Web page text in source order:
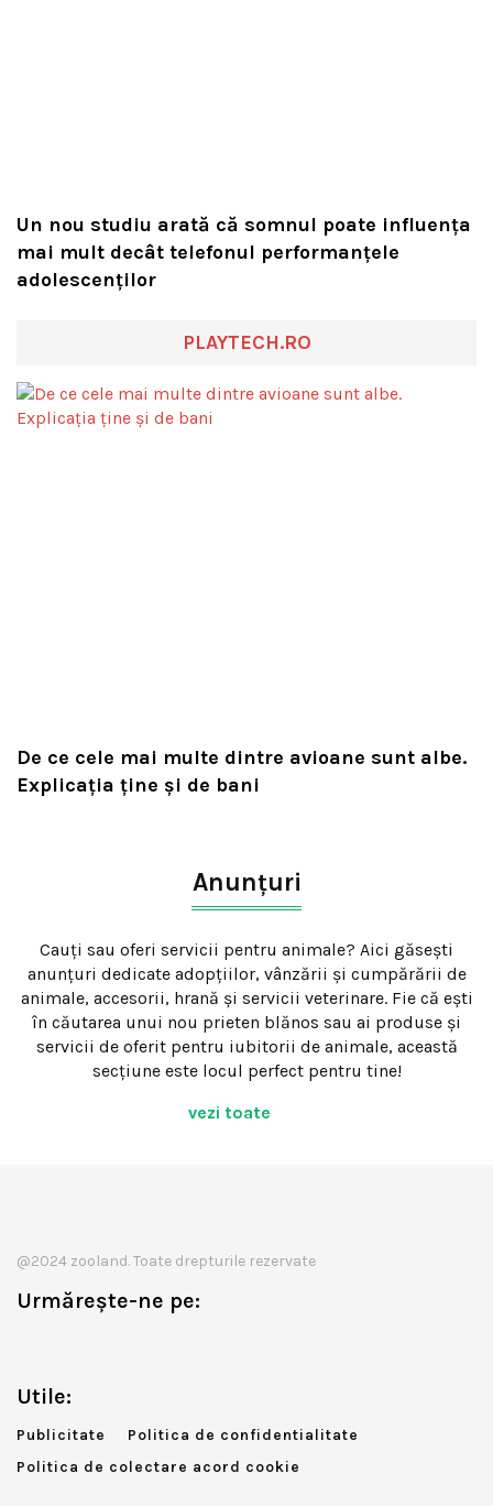
Un nou studiu arată că somnul poate influența
mai mult decât telefonul performanțele
adolescenților
PLAYTECH.RO
De ce cele mai multe dintre avioane sunt albe.
Explicația ține și de bani
Anunțuri
Cauți sau oferi servicii pentru animale? Aici găsești
anunțuri dedicate adopțiilor, vânzării și cumpărării de
animale, accesorii, hrană și servicii veterinare. Fie că ești
în căutarea unui nou prieten blănos sau ai produse și
servicii de oferit pentru iubitorii de animale, această
secțiune este locul perfect pentru tine!
vezi toate
@2024 zooland. Toate drepturile rezervate
Urmărește-ne pe:
Utile:
Publicitate
Politica de confidentialitate
Politica de colectare acord cookie